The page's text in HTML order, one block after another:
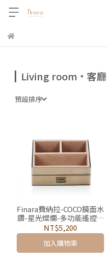
Living room﹡客廳
預設排序
Finara費納拉-COCO鏡面水
鑽-星光燦爛-多功能遙控器
置物盒
NT$5,200
加入購物車